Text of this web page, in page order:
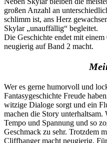
großen Anzahl an
schlimm ist, ans Herz
Skylar „unauffällig“ begleitet.
Die Geschichte endet mit
neugierig auf Band 2 macht.
Wer es gerne humorvoll und
Fantasygeschichte Freude
witzige Dialoge sorgt und ein
machen die Story
Tempo und Spannung und so
Geschmack zu sehr. Trotzdem
Cliffhanger macht neugierig.